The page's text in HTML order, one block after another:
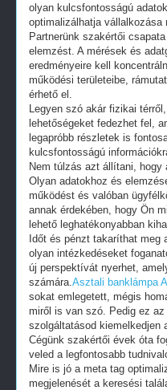
olyan kulcsfontosságú
optimalizálhatja vállalkozása
Partnerünk szakértői
elemzést. A mérések és
eredményeire kell
működési területeibe,
érhető el.
Legyen szó akár fizikai
lehetőségeket fedezhet fel,
legapróbb részletek is
kulcsfontosságú
Nem túlzás azt állítani,
Olyan adatokhoz és
működést és valóban
annak érdekében, hogy Ön
lehető leghatékonyabban
Időt és pénzt takaríthat meg
olyan intézkedéseket
új perspektívát nyerhet,
számára.Asztali banklámpa
sokat emlegetett, mégis
miről is van szó. Pedig ez
szolgáltatásod kiemelkedjen
Cégünk szakértői évek óta
veled a legfontosabb
Mire is jó a meta tag
megjelenését a keresési